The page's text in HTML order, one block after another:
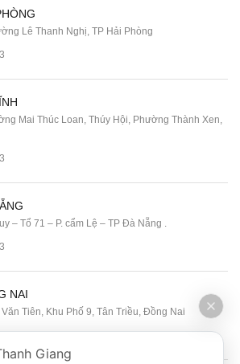
Lê Thanh Nghị, TP Hải Phòng
Mai Thúc Loan, Thúy Hội, Phường Thành Xen,
– Tổ 71 – P. cẩm Lệ – TP Đà Nẵng .
NAI
Tiên, Khu Phố 9, Tân Triều, Đồng Nai
Giang